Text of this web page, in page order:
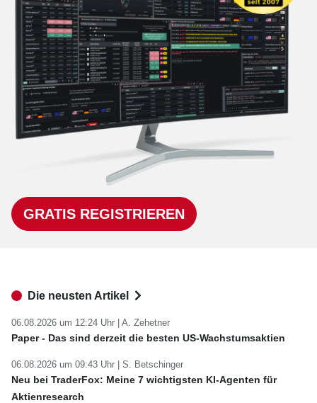
GRATIS REGISTRIEREN
Die neusten Artikel
06.08.2026 um 12:24 Uhr | A. Zehetner
Paper - Das sind derzeit die besten US-Wachstumsaktien
06.08.2026 um 09:43 Uhr | S. Betschinger
Neu bei TraderFox: Meine 7 wichtigsten KI-Agenten für
Aktienresearch